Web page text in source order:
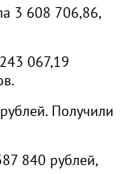
3 608 706,86,
067,19
Получили
840 рублей,